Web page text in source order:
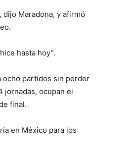
Maradona, y afirmó
hasta hoy”.
ocho partidos sin perder
jornadas, ocupan el
final.
en México para los